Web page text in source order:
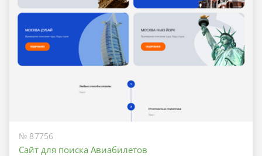
№ 87756
Сайт для поиска Авиабилетов